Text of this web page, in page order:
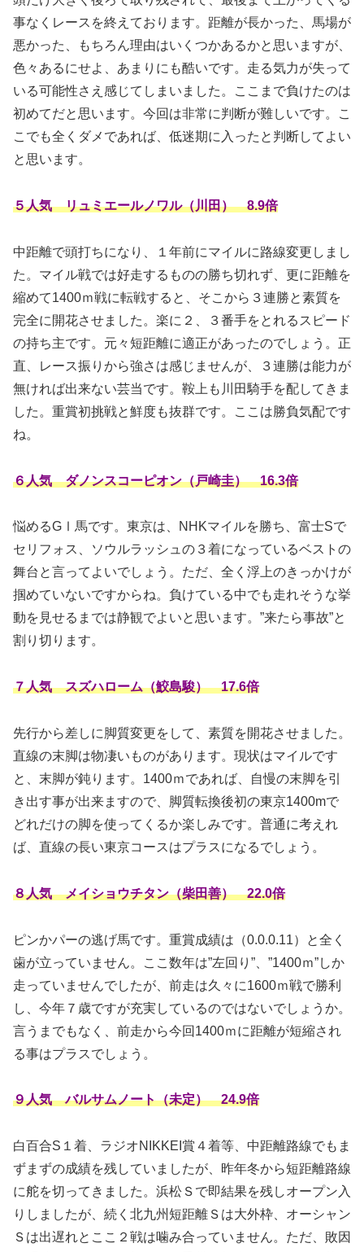
事なくレースを終えております。距離が長かった、馬場が
悪かった、もちろん理由はいくつかあるかと思いますが、
色々あるにせよ、あまりにも酷いです。走る気力が失って
いる可能性さえ感じてしまいました。ここまで負けたのは
初めてだと思います。今回は非常に判断が難しいです。こ
こでも全くダメであれば、低迷期に入ったと判断してよい
と思います。
５人気 リュミエールノワル（川田） 8.9倍
中距離で頭打ちになり、１年前にマイルに路線変更しまし
た。マイル戦では好走するものの勝ち切れず、更に距離を
縮めて1400ｍ戦に転戦すると、そこから３連勝と素質を
完全に開花させました。楽に２、３番手をとれるスピード
の持ち主です。元々短距離に適正があったのでしょう。正
直、レース振りから強さは感じませんが、３連勝は能力が
無ければ出来ない芸当です。鞍上も川田騎手を配してきま
した。重賞初挑戦と鮮度も抜群です。ここは勝負気配です
ね。
６人気 ダノンスコーピオン（戸崎圭） 16.3倍
悩めるGⅠ馬です。東京は、NHKマイルを勝ち、富士Sで
セリフォス、ソウルラッシュの３着になっているベストの
舞台と言ってよいでしょう。ただ、全く浮上のきっかけが
掴めていないですからね。負けている中でも走れそうな挙
動を見せるまでは静観でよいと思います。”来たら事故”と
割り切ります。
７人気 スズハローム（鮫島駿） 17.6倍
先行から差しに脚質変更をして、素質を開花させました。
直線の末脚は物凄いものがあります。現状はマイルです
と、末脚が鈍ります。1400ｍであれば、自慢の末脚を引
き出す事が出来ますので、脚質転換後初の東京1400mで
どれだけの脚を使ってくるか楽しみです。普通に考えれ
ば、直線の長い東京コースはプラスになるでしょう。
８人気 メイショウチタン（柴田善） 22.0倍
ピンかパーの逃げ馬です。重賞成績は（0.0.0.11）と全く
歯が立っていません。ここ数年は”左回り”、”1400ｍ”しか
走っていませんでしたが、前走は久々に1600ｍ戦で勝利
し、今年７歳ですが充実しているのではないでしょうか。
言うまでもなく、前走から今回1400ｍに距離が短縮され
る事はプラスでしょう。
９人気 バルサムノート（未定） 24.9倍
白百合S１着、ラジオNIKKEI賞４着等、中距離路線でもま
ずまずの成績を残していましたが、昨年冬から短距離路線
に舵を切ってきました。浜松Ｓで即結果を残しオープン入
りしましたが、続く北九州短距離Ｓは大外枠、オーシャン
Ｓは出遅れとここ２戦は噛み合っていません。ただ、敗因